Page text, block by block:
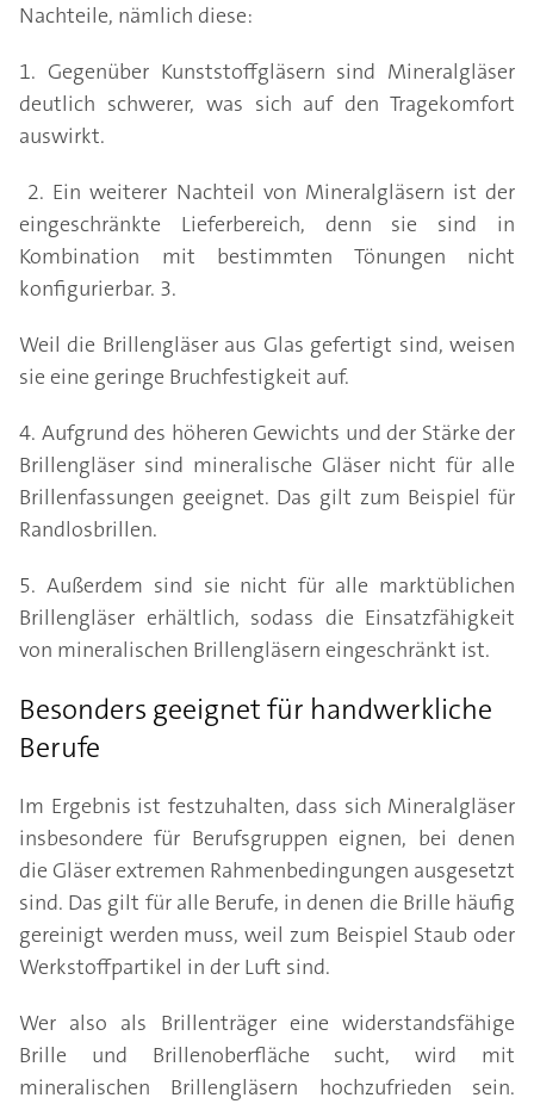
Nachteile, nämlich diese:
1. Gegenüber Kunststoffgläsern sind Mineralgläser
deutlich schwerer, was sich auf den Tragekomfort
auswirkt.
2. Ein weiterer Nachteil von Mineralgläsern ist der
eingeschränkte Lieferbereich, denn sie sind in
Kombination mit bestimmten Tönungen nicht
konfigurierbar. 3.
Weil die Brillengläser aus Glas gefertigt sind, weisen
sie eine geringe Bruchfestigkeit auf.
4. Aufgrund des höheren Gewichts und der Stärke der
Brillengläser sind mineralische Gläser nicht für alle
Brillenfassungen geeignet. Das gilt zum Beispiel für
Randlosbrillen.
5. Außerdem sind sie nicht für alle marktüblichen
Brillengläser erhältlich, sodass die Einsatzfähigkeit
von mineralischen Brillengläsern eingeschränkt ist.
Besonders geeignet für handwerkliche
Berufe
Im Ergebnis ist festzuhalten, dass sich Mineralgläser
insbesondere für Berufsgruppen eignen, bei denen
die Gläser extremen Rahmenbedingungen ausgesetzt
sind. Das gilt für alle Berufe, in denen die Brille häufig
gereinigt werden muss, weil zum Beispiel Staub oder
Werkstoffpartikel in der Luft sind.
Wer also als Brillenträger eine widerstandsfähige
Brille und Brillenoberfläche sucht, wird mit
mineralischen Brillengläsern hochzufrieden sein.